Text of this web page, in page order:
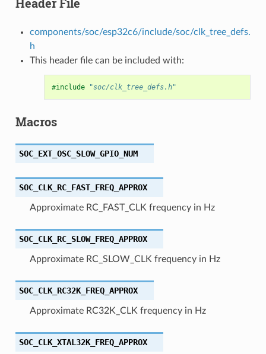
components/soc/esp32c6/include/soc/clk_tree_defs.
h
This header file can be included with:
#include "soc/clk_tree_defs.h"
Macros
SOC_EXT_OSC_SLOW_GPIO_NUM
SOC_CLK_RC_FAST_FREQ_APPROX
Approximate RC_FAST_CLK frequency in Hz
SOC_CLK_RC_SLOW_FREQ_APPROX
Approximate RC_SLOW_CLK frequency in Hz
SOC_CLK_RC32K_FREQ_APPROX
Approximate RC32K_CLK frequency in Hz
SOC_CLK_XTAL32K_FREQ_APPROX